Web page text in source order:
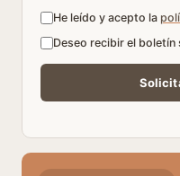
He leído y acepto la
Deseo recibir el boletín